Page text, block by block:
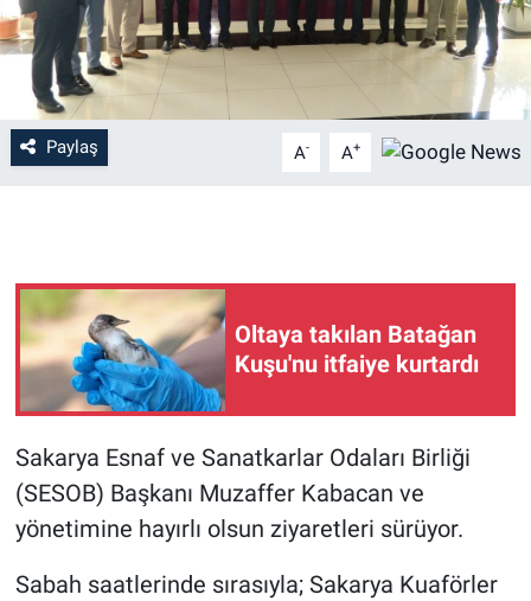
Paylaş A- A+
Oltaya takılan Batağan
Kuşu'nu itfaiye kurtardı
Sakarya Esnaf ve Sanatkarlar Odaları Birliği
(SESOB) Başkanı Muzaffer Kabacan ve
yönetimine hayırlı olsun ziyaretleri sürüyor.
Sabah saatlerinde sırasıyla; Sakarya Kuaförler